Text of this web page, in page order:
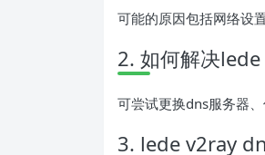
可能的原因包括网络设
2. 如何解决
可尝试更换dns服务器
3. lede v2ray